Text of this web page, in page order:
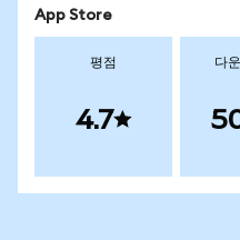
App Store
평점
4.7
다